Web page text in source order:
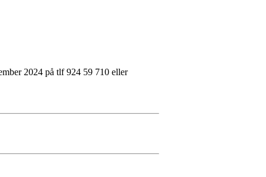
2024 på tlf 924 59 710 eller